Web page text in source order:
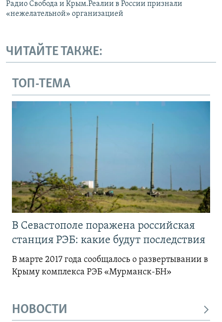
Радио Свобода и Крым.Реалии в России признали
«нежелательной» организацией
ЧИТАЙТЕ ТАКЖЕ:
ТОП-ТЕМА
В Севастополе поражена российская
станция РЭБ: какие будут последствия
В марте 2017 года сообщалось о развертывании в
Крыму комплекса РЭБ «Мурманск-БН»
НОВОСТИ